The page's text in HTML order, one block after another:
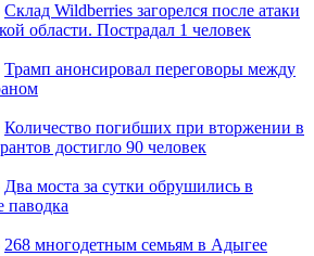
Склад Wildberries загорелся после атаки
области. Пострадал 1 человек
Трамп анонсировал переговоры между
Количество погибших при вторжении в
достигло 90 человек
Два моста за сутки обрушились в
паводка
268 многодетным семьям в Адыгее